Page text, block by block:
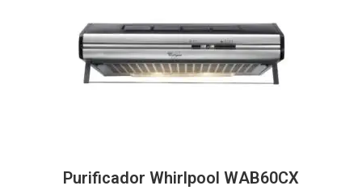
Purificador Whirlpool WAB60CX